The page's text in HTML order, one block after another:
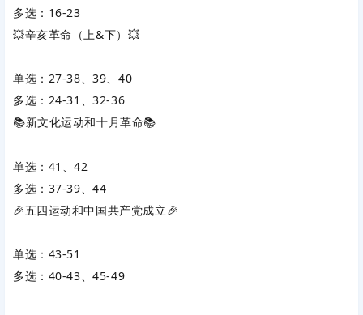
多选：16-23
💥辛亥革命（上&下）💥
单选：27-38、39、40
多选：24-31、32-36
📚新文化运动和十月革命📚
单选：41、42
多选：37-39、44
🎉五四运动和中国共产党成立🎉
单选：43-51
多选：40-43、45-49